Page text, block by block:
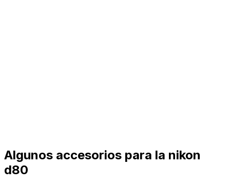
Algunos accesorios para la nikon
d80